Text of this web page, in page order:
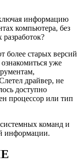
информацию
компьютера, без
более старых версий
уже
драйвер, не
доступно
процессор или тип
команд и
информации.